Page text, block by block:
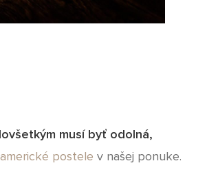
musí byť odolná,
americké postele v našej ponuke.